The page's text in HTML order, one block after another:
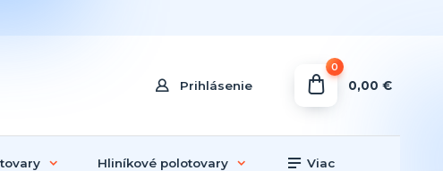
Prihlásenie
0
0,00 €
Hliníkové polotovary Viac